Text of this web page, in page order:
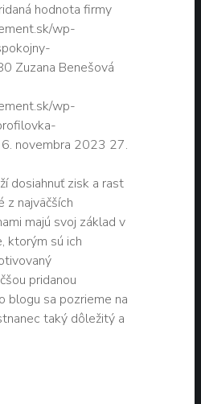
hodnota firmy
wp-
Zuzana Benešová
wp-
6. novembra 2023 27.
dosiahnuť zisk a rast
z najväčších
majú svoj základ v
ktorým sú ich
pridanou
blogu sa pozrieme na
taký dôležitý a